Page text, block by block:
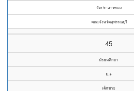
วัดปราสาททอง
คณะจังหวัดสุพรรณบุรี
45
มัธยมศึกษา
ม.๑
เด็กชาย